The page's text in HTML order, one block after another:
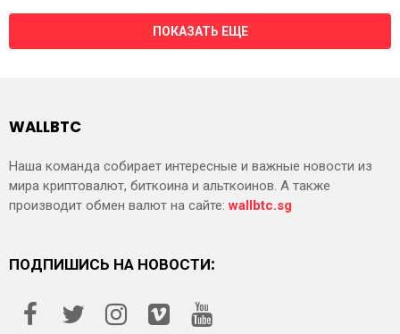
ПОКАЗАТЬ ЕЩЕ
WALLBTC
Наша команда собирает интересные и важные новости из
мира криптовалют, биткоина и альткоинов. А также
производит обмен валют на сайте:wallbtc.sg
ПОДПИШИСЬ НА НОВОСТИ: